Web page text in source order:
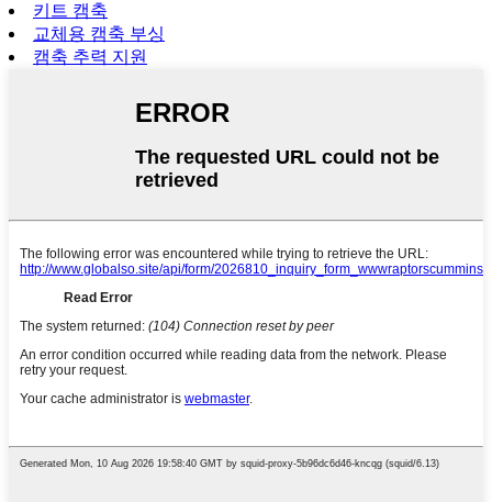
키트 캠축
교체용 캠축 부싱
캠축 추력 지원